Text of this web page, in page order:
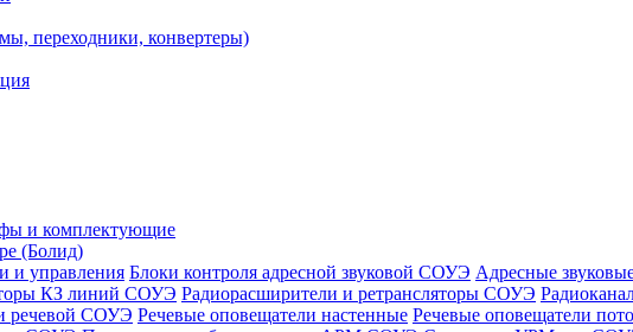
переходники, конвертеры)
и комплектующие
(Болид)
и управления Блоки контроля адресной звуковой СОУЭ Адресные
КЗ линий СОУЭ Радиорасширители и ретрансляторы СОУЭ
речевой СОУЭ Речевые оповещатели настенные Речевые оповещатели